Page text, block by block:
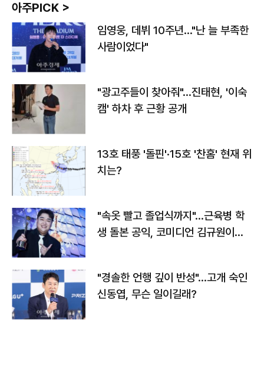
아주PICK >
임영웅, 데뷔 10주년…"난 늘 부족한
사람이었다"
"광고주들이 찾아줘"…진태현, '이숙
캠' 하차 후 근황 공개
13호 태풍 '돌핀'·15호 '찬홈' 현재 위
치는?
"속옷 빨고 졸업식까지"…근육병 학
생 돌본 공익, 코미디언 김규원이었
"경솔한 언행 깊이 반성"…고개 숙인
신동엽, 무슨 일이길래?